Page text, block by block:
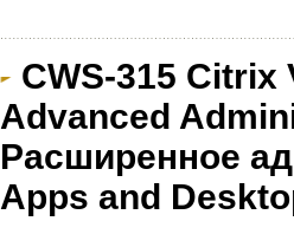
CWS-315
Advanced
Расширенное
Apps and